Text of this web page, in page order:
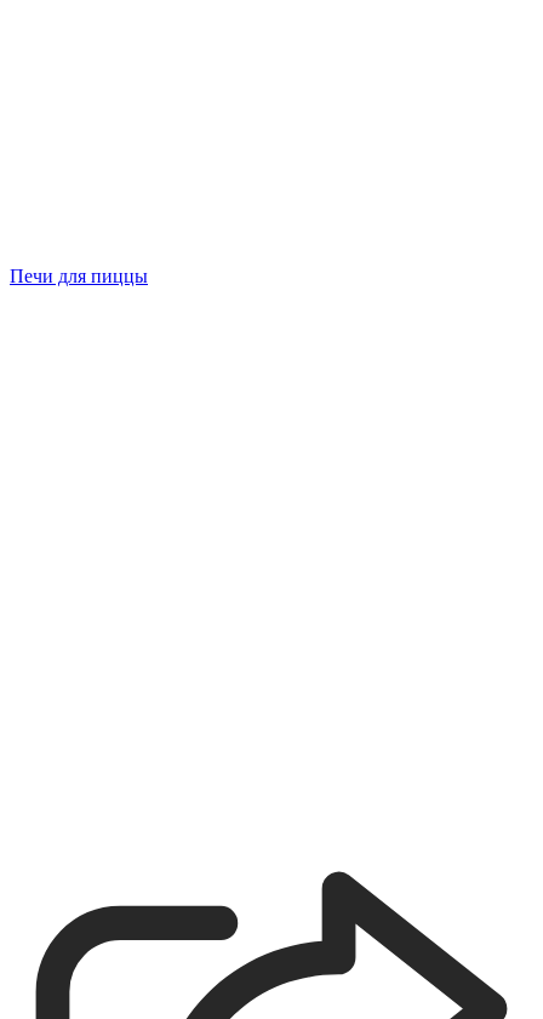
Печи для пиццы